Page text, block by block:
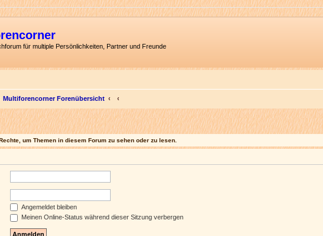
für multiple Persönlichkeiten, Partner und Freunde
Multiforencorner Forenübersicht
um Themen in diesem Forum zu sehen oder zu lesen.
Angemeldet bleiben
Meinen Online-Status während dieser Sitzung verbergen